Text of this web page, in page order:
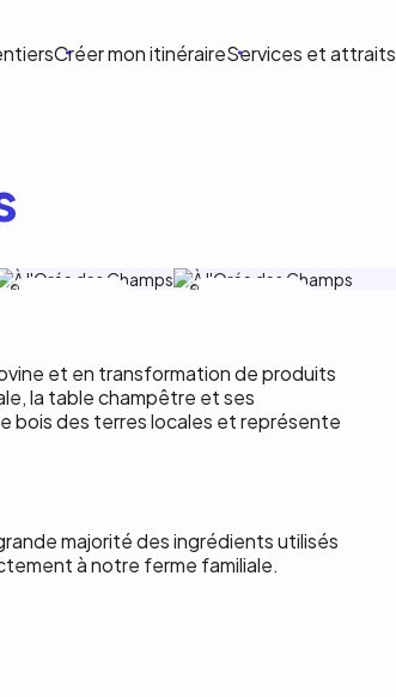
Créer mon itinéraireServices et attraits
Charles-Olivier Bourque;
Charles-Olivier Bourque;
et en transformation de produits
la table champêtre et ses
bois des terres locales et représente
majorité des ingrédients utilisés
à notre ferme familiale.